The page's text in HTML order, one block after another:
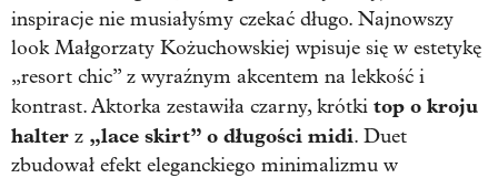
inspiracje nie musiałyśmy czekać długo. Najnowszy
look Małgorzaty Kożuchowskiej wpisuje się w estetykę
„resort chic” z wyraźnym akcentem na lekkość i
kontrast. Aktorka zestawiła czarny, krótki top o kroju
halter z „lace skirt” o długości midi. Duet
zbudował efekt eleganckiego minimalizmu w